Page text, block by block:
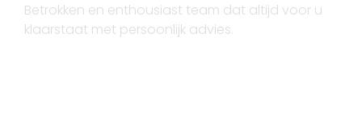
Betrokken en enthousiast team dat altijd voor u
klaarstaat met persoonlijk advies.